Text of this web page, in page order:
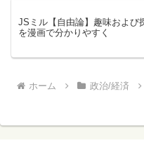
JSミル【自由論】趣味および
を漫画で分かりやすく
ホーム 政治/経済